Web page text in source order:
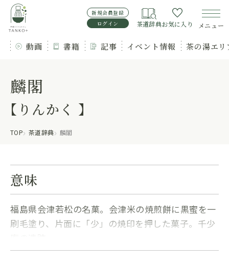
新規会員登録
ログイン
茶道辞典お気に入り メニュー
動画 書籍 記事 イベント情報 茶の湯エ
麟閣
【りんかく 】
TOP 茶道辞典 麟閣
意味
福島県会津若松の名菓。会津米の焼煎餅に黒蜜を一
刷毛塗り、片面に「少」の焼印を押した菓子。千少